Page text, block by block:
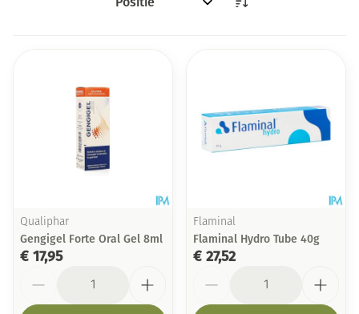
Sorteer op:
Qualiphar
Gengigel Forte Oral Gel 8ml
€ 17,95
Flaminal
Flaminal Hydro Tube 40g
€ 27,52